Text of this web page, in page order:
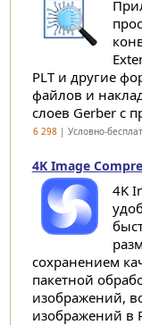
PLT и другие
файлов и
слоев Gerber с
6 298| Условно-
4K Image
4K
сохранением
пакетной
изображений,
изображений в